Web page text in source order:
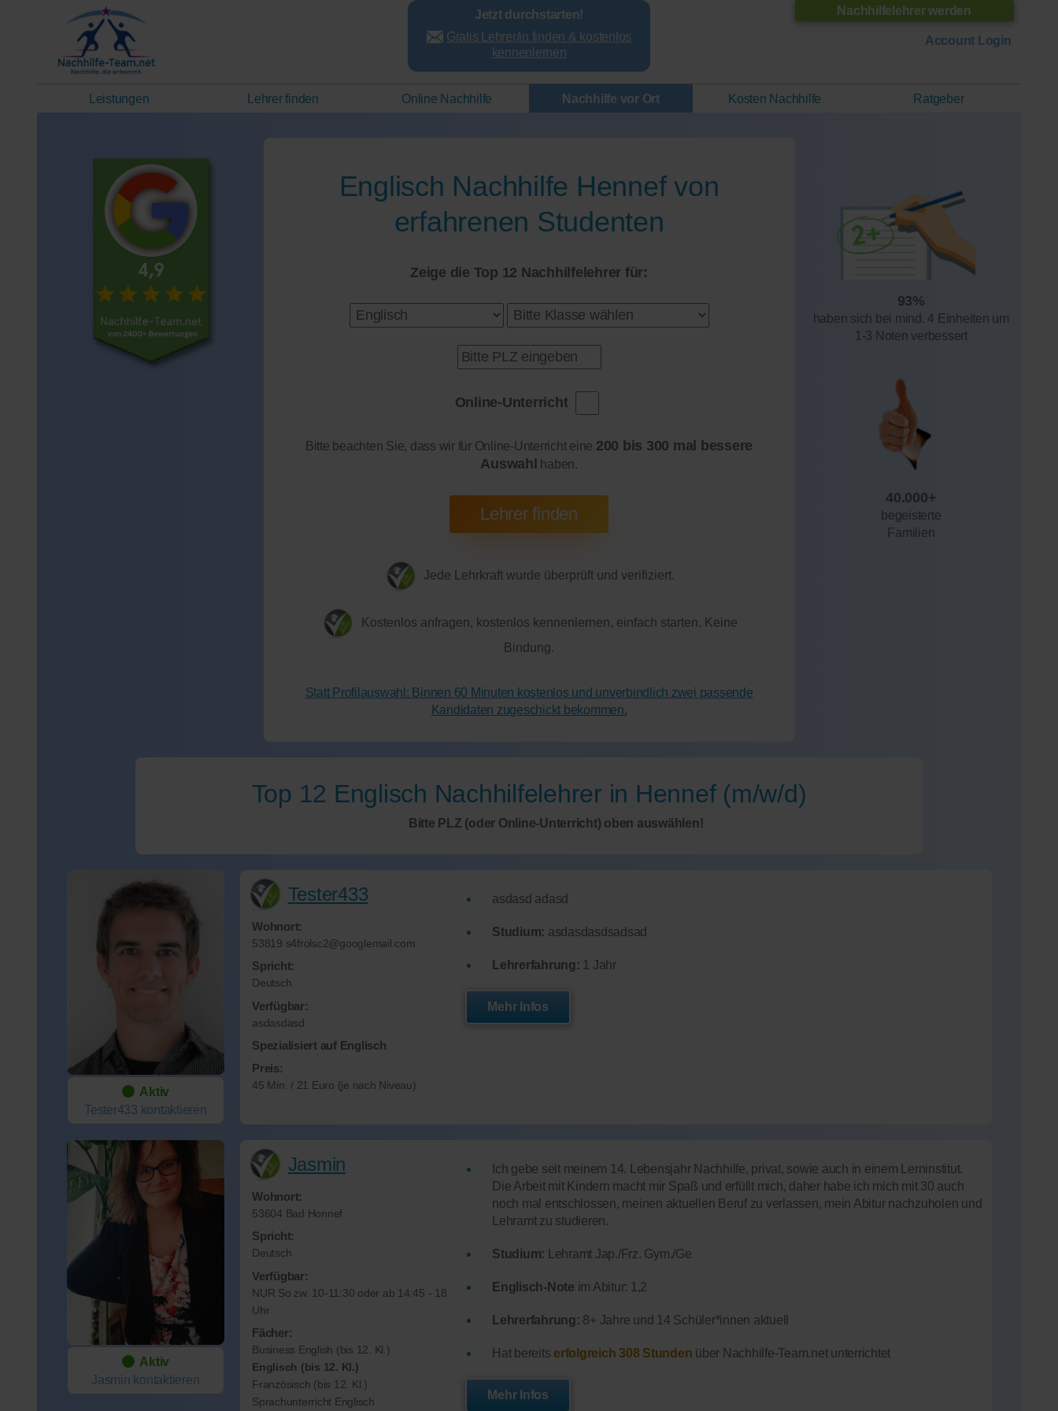
Nachhilfelehrer werden
Account Login
Jetzt durchstarten!
Gratis Lehrer/in finden & kostenlos
kennenlernen
Leistungen Lehrer finden Online Nachhilfe Nachhilfe vor Ort Kosten Nachhilfe Ratgeber
93%
haben sich bei mind. 4 Einheiten um
1-3 Noten verbessert
40.000+
begeisterte
Familien
Englisch Nachhilfe Hennef von
erfahrenen Studenten
Zeige die Top 12 Nachhilfelehrer für:
Online-Unterricht
Bitte beachten Sie, dass wir für Online-Unterricht eine 200 bis 300 mal bessere
Auswahl
haben.
Jede Lehrkraft wurde überprüft und verifiziert.
Kostenlos anfragen, kostenlos kennenlernen, einfach starten. Keine
Bindung.
Statt Profilauswahl: Binnen 60 Minuten kostenlos und unverbindlich zwei passende
Kandidaten zugeschickt bekommen.
Top 12 Englisch Nachhilfelehrer in Hennef (m/w/d)
Bitte PLZ (oder Online-Unterricht) oben auswählen!
Aktiv
Tester433 kontaktieren
asdasd adasd
Studium: asdasdasdsadsad
Lehrerfahrung: 1 Jahr
Mehr Infos
Tester433
Wohnort:
53819 s4frolsc2@googlemail.com
Spricht:
Deutsch
Verfügbar:
asdasdasd
Spezialisiert auf Englisch
Preis:
45 Min. / 21 Euro (je nach Niveau)
Aktiv
Jasmin kontaktieren
Ich gebe seit meinem 14. Lebensjahr Nachhilfe, privat, sowie auch in einem Lerninstitut.
Die Arbeit mit Kindern macht mir Spaß und erfüllt mich, daher habe ich mich mit 30 auch
noch mal entschlossen, meinen aktuellen Beruf zu verlassen, mein Abitur nachzuholen und
Lehramt zu studieren.
Studium: Lehramt Jap./Frz. Gym./Ge
Englisch-Note im Abitur: 1,2
Lehrerfahrung: 8+ Jahre und 14 Schüler*innen aktuell
Hat bereits erfolgreich 308 Stunden über Nachhilfe-Team.net unterrichtet
Mehr Infos
Jasmin
Wohnort:
53604 Bad Honnef
Spricht:
Deutsch
Verfügbar:
NUR So zw. 10-11:30 oder ab 14:45 - 18
Uhr
Fächer:
Business English (bis 12. Kl.)
Englisch (bis 12. Kl.)
Französisch (bis 12. Kl.)
Sprachunterricht Englisch